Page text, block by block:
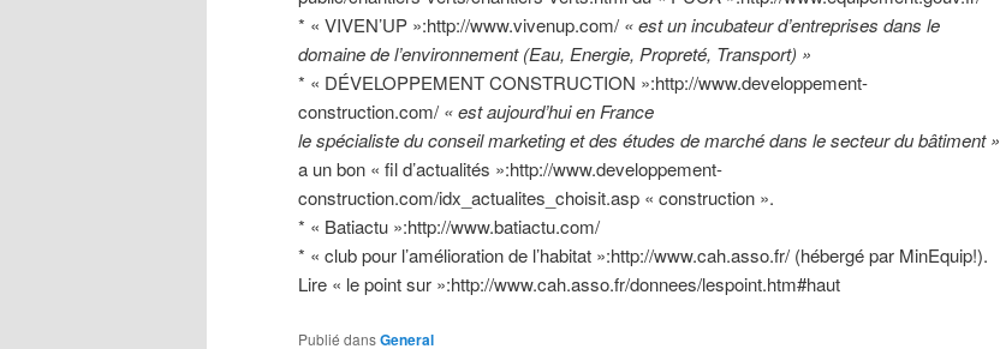
* « VIVEN’UP »:http://www.vivenup.com/ « est un incubateur d’entreprises dans le
domaine de l’environnement (Eau, Energie, Propreté, Transport) »
* « DÉVELOPPEMENT CONSTRUCTION »:http://www.developpement-
construction.com/ « est aujourd’hui en France
le spécialiste du conseil marketing et des études de marché dans le secteur du bâtiment »
a un bon « fil d’actualités »:http://www.developpement-
construction.com/idx_actualites_choisit.asp « construction ».
* « Batiactu »:http://www.batiactu.com/
* « club pour l’amélioration de l’habitat »:http://www.cah.asso.fr/ (hébergé par MinEquip!).
Lire « le point sur »:http://www.cah.asso.fr/donnees/lespoint.htm#haut
Publié dansGeneral